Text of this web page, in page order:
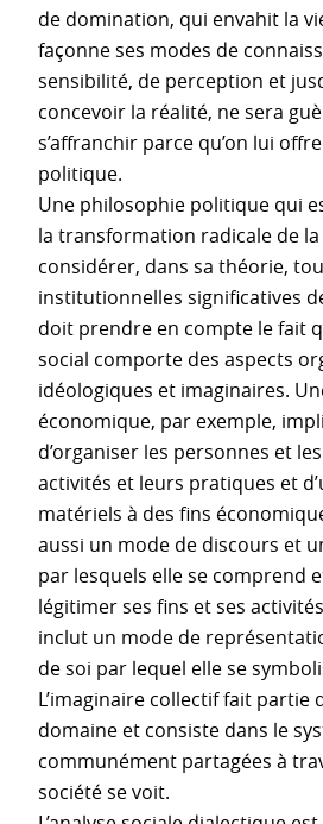
de domination, qui envahit la
façonne ses modes de
sensibilité, de perception et
concevoir la réalité, ne sera
s’affranchir parce qu’on lui
politique.
Une philosophie politique qui
la transformation radicale de
considérer, dans sa théorie,
institutionnelles significatives
doit prendre en compte le fait
social comporte des aspects
idéologiques et imaginaires.
économique, par exemple,
d’organiser les personnes et
activités et leurs pratiques et
matériels à des fins
aussi un mode de discours et
par lesquels elle se comprend
légitimer ses fins et ses
inclut un mode de
de soi par lequel elle se
L’imaginaire collectif fait partie
domaine et consiste dans le
communément partagées à
société se voit.